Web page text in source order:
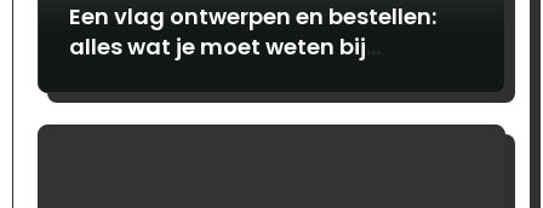
Een vlag ontwerpen en bestellen:
alles wat je moet weten bij